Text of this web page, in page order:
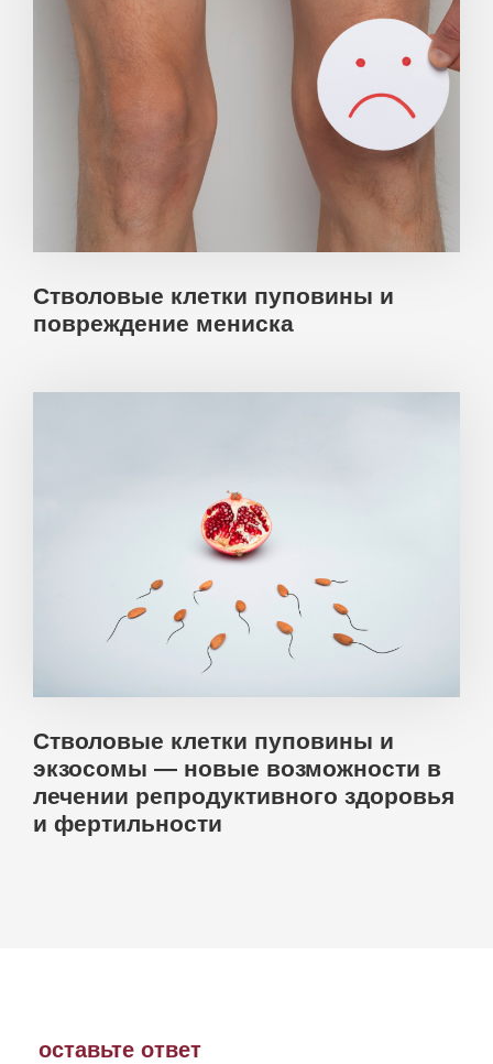
Стволовые клетки пуповины и
повреждение мениска
Стволовые клетки пуповины и
экзосомы — новые возможности в
лечении репродуктивного здоровья
и фертильности
оставьте ответ